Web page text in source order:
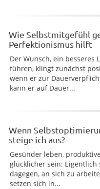
Wie Selbstmitgefühl
Perfektionismus hilft
Der Wunsch, ein besseres
führen, klingt zunächst
wenn er zur
kann er auf Dauer...
Wenn
steige ich aus?
Gesünder leben,
glücklicher sein:
dagegen, an sich zu
setzen sich in...